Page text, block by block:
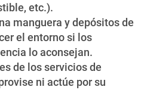
etc.).
manguera y depósitos de
el entorno si los
lo aconsejan.
de los servicios de
ni actúe por su